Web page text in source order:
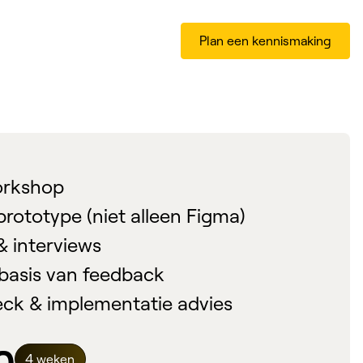
Plan een kennismaking
(niet alleen Figma)
interviews
van feedback
& implementatie advies
4 weken